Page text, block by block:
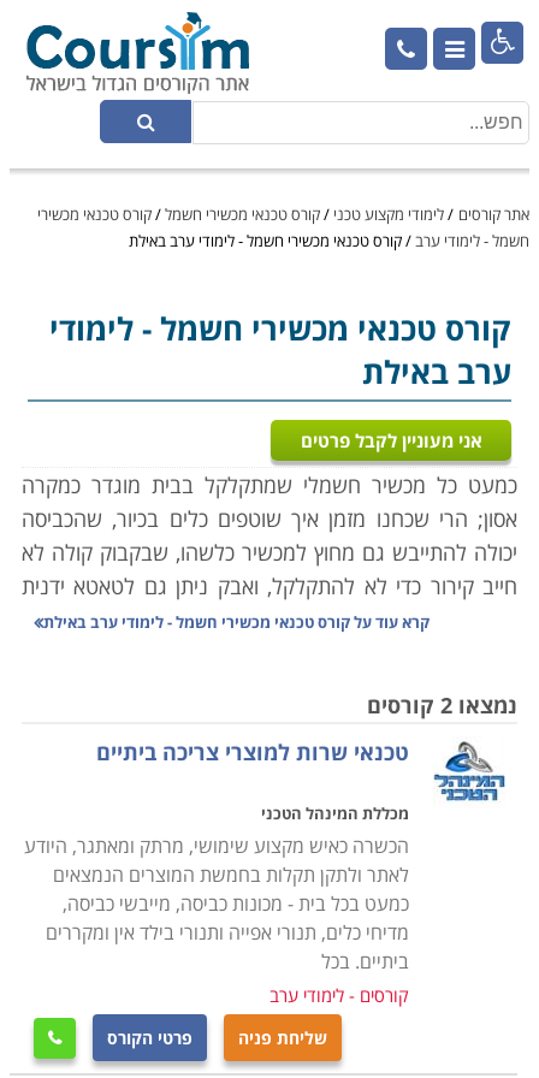

אתר קורסים /לימודי מקצוע טכני /קורס טכנאי מכשירי חשמל/קורס טכנאי מכשירי
חשמל - לימודי ערב/קורס טכנאי מכשירי חשמל - לימודי ערב באילת
קורס טכנאי מכשירי חשמל- לימודי
ערב באילת
אני מעוניין לקבל פרטים
כמעט כל מכשיר חשמלי שמתקלקל בבית מוגדר כמקרה
אסון; הרי שכחנו מזמן איך שוטפים כלים בכיור, שהכביסה
יכולה להתייבש גם מחוץ למכשיר כלשהו, שבקבוק קולה לא
חייב קירור כדי לא להתקלקל, ואבק ניתן גם לטאטא ידנית
שצץ משבר, חשנו למעבדה לתקן ממייבש שיער ועד
טלויזיה. היום, אם התגלתה בעיה במכשיר שפג תוקף
האחריות עבורו, נשאלת מיד השאלה "לתקן או לשדרג?".
תהליכים משונים עוברים על מכשירי החשמל הביתיים שלנו;
מצד אחד הם הופכים עם הזמן לזולים יותר, אך עם זאת הם
גם נהיים משוכללים יותר, ולכן קשים יותר לתיקון. לימודי
קורס טכנאי מכשירי חשמל מעניקים את כל הידע הנדרש
לפתור את הדילמה באמצעות האפשרות הראשונה, אשר
פעמים רבות היא החכמה והחסכונית מבין השתיים.
כיום מערך התיקונים למכשירי חשמל מתרכז פחות
קרא עוד עלקורס טכנאי מכשירי חשמל - לימודי ערב באילת
נמצאו 2 קורסים
טכנאי שרות למוצרי צריכה ביתיים
מכללת המינהל הטכני
הכשרה כאיש מקצוע שימושי, מרתק ומאתגר, היודע
לאתר ולתקן תקלות בחמשת המוצרים הנמצאים
כמעט בכל בית - מכונות כביסה, מייבשי כביסה,
מדיחי כלים, תנורי אפייה ותנורי בילד אין ומקררים
ביתיים. בכל
קורסים - לימודי ערב
שליחת פניה פרטי הקורס 